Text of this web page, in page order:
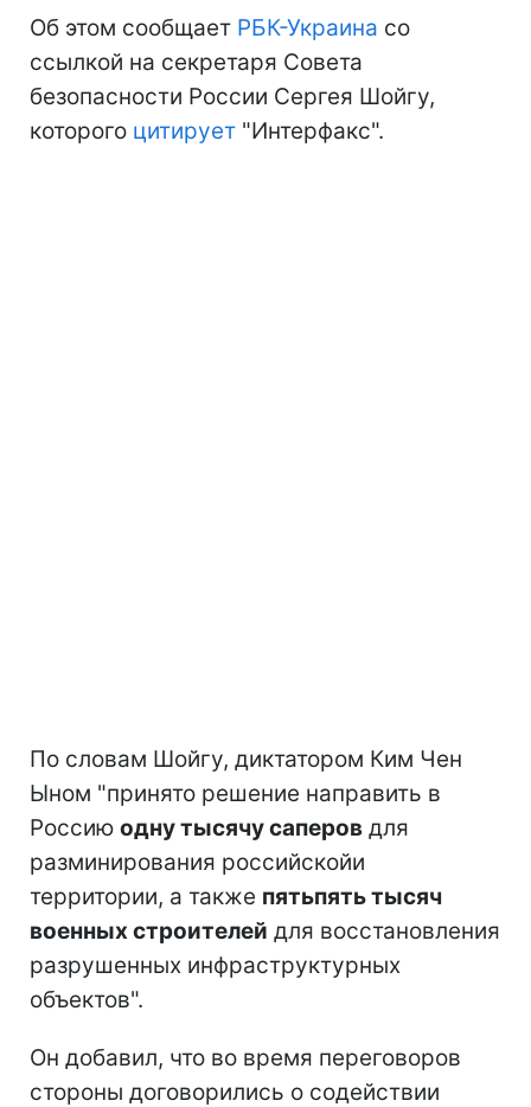
Об этом сообщает РБК-Украина со
ссылкой на секретаря Совета
безопасности России Сергея Шойгу,
которого цитирует "Интерфакс".
По словам Шойгу, диктатором Ким Чен
Ыном "принято решение направить в
Россию одну тысячу саперов для
разминирования российской‍‍‍‍‍‍и
территории, а также пятьпять тысяч
военных строителей для восстановления
разрушенных инфраструктурных
объектов".
Он добавил, что во время переговоров
стороны договорились о содействии